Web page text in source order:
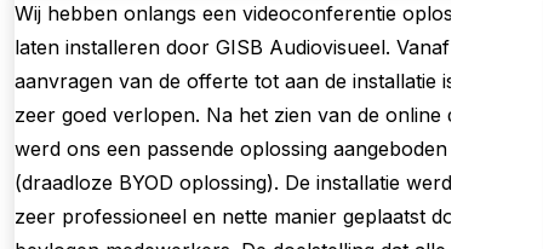
Wij hebben onlangs een videoconferentie oplossing
laten installeren door GISB Audiovisueel. Vanaf het
aanvragen van de offerte tot aan de installatie is alles
zeer goed verlopen. Na het zien van de online demo
werd ons een passende oplossing aangeboden
(draadloze BYOD oplossing). De installatie werd op een
zeer professioneel en nette manier geplaatst door